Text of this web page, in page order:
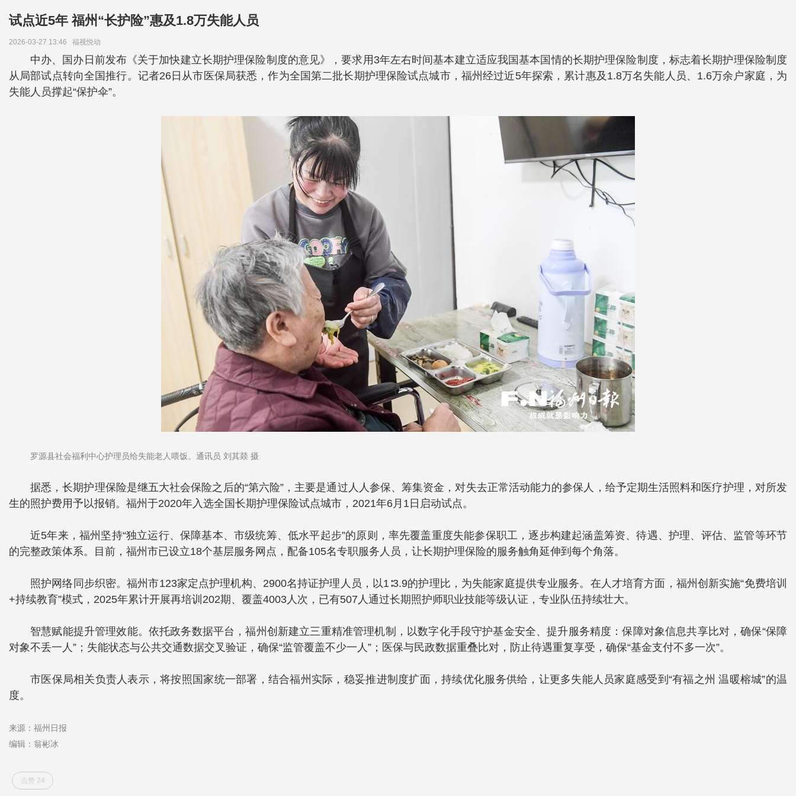
试点近5年 福州“长护险”惠及1.8万失能人员
2026-03-27 13:46 福视悦动
中办、国办日前发布《关于加快建立长期护理保险制度的意见》，要求用3年左右时间基本建立适应我国基本国情的长期护理保险制度，标志着长期护理保险制度
从局部试点转向全国推行。记者26日从市医保局获悉，作为全国第二批长期护理保险试点城市，福州经过近5年探索，累计惠及1.8万名失能人员、1.6万余户家庭，为
失能人员撑起“保护伞”。
罗源县社会福利中心护理员给失能老人喂饭。通讯员 刘其燚 摄
据悉，长期护理保险是继五大社会保险之后的“第六险”，主要是通过人人参保、筹集资金，对失去正常活动能力的参保人，给予定期生活照料和医疗护理，对所发
生的照护费用予以报销。福州于2020年入选全国长期护理保险试点城市，2021年6月1日启动试点。
近5年来，福州坚持“独立运行、保障基本、市级统筹、低水平起步”的原则，率先覆盖重度失能参保职工，逐步构建起涵盖筹资、待遇、护理、评估、监管等环节
的完整政策体系。目前，福州市已设立18个基层服务网点，配备105名专职服务人员，让长期护理保险的服务触角延伸到每个角落。
照护网络同步织密。福州市123家定点护理机构、2900名持证护理人员，以1∶3.9的护理比，为失能家庭提供专业服务。在人才培育方面，福州创新实施“免费培训
+持续教育”模式，2025年累计开展再培训202期、覆盖4003人次，已有507人通过长期照护师职业技能等级认证，专业队伍持续壮大。
智慧赋能提升管理效能。依托政务数据平台，福州创新建立三重精准管理机制，以数字化手段守护基金安全、提升服务精度：保障对象信息共享比对，确保“保障
对象不丢一人”；失能状态与公共交通数据交叉验证，确保“监管覆盖不少一人”；医保与民政数据重叠比对，防止待遇重复享受，确保“基金支付不多一次”。
市医保局相关负责人表示，将按照国家统一部署，结合福州实际，稳妥推进制度扩面，持续优化服务供给，让更多失能人员家庭感受到“有福之州 温暖榕城”的温
度。
来源：福州日报
编辑：翁彬冰
点赞 24